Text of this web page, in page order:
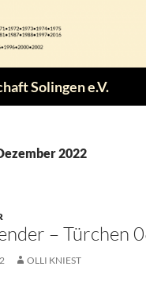
Solingen e.V.
2022
– Türchen
OLLI KNIEST